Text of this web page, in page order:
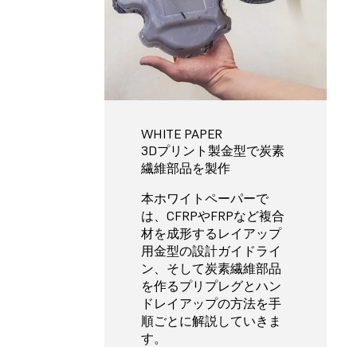
WHITE PAPER
3Dプリント製金型で炭素
繊維部品を製作
本ホワイトペーパーで
は、CFRPやFRPなど複合
材を成形するレイアップ
用金型の設計ガイドライ
ン、そして炭素繊維部品
を作るプリプレグとハン
ドレイアップの方法を手
順ごとに解説していきま
す。